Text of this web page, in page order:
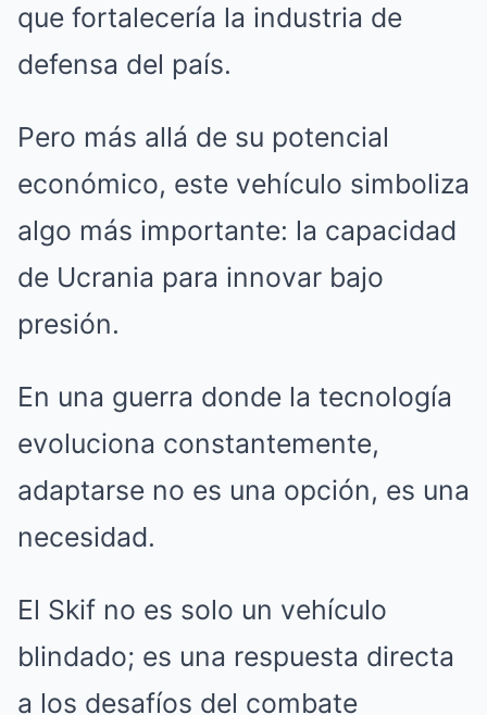
que fortalecería la industria de
defensa del país.
Pero más allá de su potencial
económico, este vehículo simboliza
algo más importante: la capacidad
de Ucrania para innovar bajo
presión.
En una guerra donde la tecnología
evoluciona constantemente,
adaptarse no es una opción, es una
necesidad.
El Skif no es solo un vehículo
blindado; es una respuesta directa
a los desafíos del combate